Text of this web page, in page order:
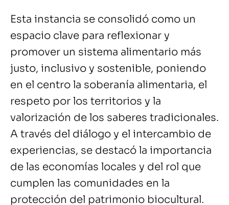
Esta instancia se consolidó como un
espacio clave para reflexionar y
promover un sistema alimentario más
justo, inclusivo y sostenible, poniendo
en el centro la soberanía alimentaria, el
respeto por los territorios y la
valorización de los saberes tradicionales.
A través del diálogo y el intercambio de
experiencias, se destacó la importancia
de las economías locales y del rol que
cumplen las comunidades en la
protección del patrimonio biocultural.